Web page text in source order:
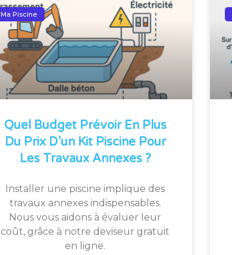
Ma Piscine
Quel Budget Prévoir En Plus
Du Prix D’un Kit Piscine Pour
Les Travaux Annexes ?
Installer une piscine implique des
travaux annexes indispensables.
Nous vous aidons à évaluer leur
coût, grâce à notre deviseur gratuit
en ligne.